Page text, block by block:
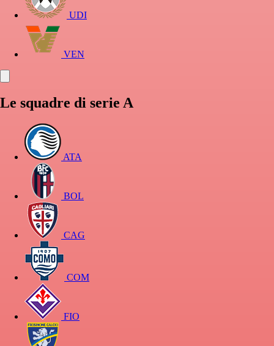
UDI
VEN
Le squadre di serie A
ATA
BOL
CAG
COM
FIO